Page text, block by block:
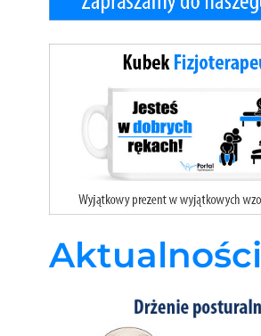
Aktualności